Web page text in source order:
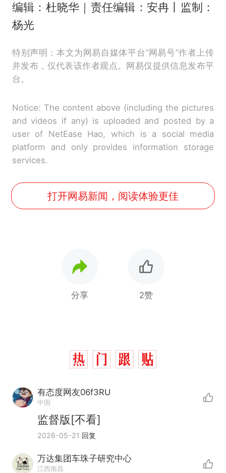
编辑：杜晓华｜责任编辑：安冉丨监制：
杨光
特别声明：本文为网易自媒体平台“网易号”作者上传
并发布，仅代表该作者观点。网易仅提供信息发布平
台。
Notice: The content above (including the pictures
and videos if any) is uploaded and posted by a
user of NetEase Hao, which is a social media
platform and only provides information storage
services.
打开网易新闻，阅读体验更佳
分享 2赞
有态度网友06f3RU
中国
监督版[不看]
2026-05-21 回复
万达集团车珠子研究中心
江西南昌
热 十多万人报名的考试，成绩
全部作废，公平么？
家，刚改国名，总统就邀请中